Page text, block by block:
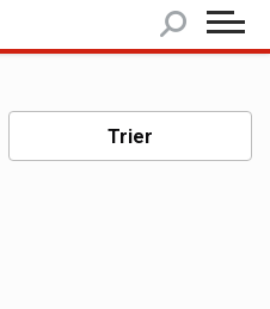
Trier